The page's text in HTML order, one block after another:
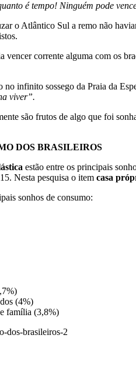
é tempo! Ninguém pode
o Atlântico Sul a remo não
corrente alguma com os
infinito sossego da Praia da
viver”.
são frutos de algo que foi
DOS BRASILEIROS
estão entre os principais
Nesta pesquisa o item casa
sonhos de consumo:
(4%)
família (3,8%)